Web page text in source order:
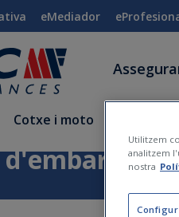
eMediador
Cotxe i moto
Utilitzem
analitzem
nostra